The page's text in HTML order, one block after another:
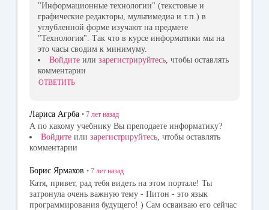
"Информационные технологии" (текстовые и
графические редакторы, мультимедиа и т.п.) в
углубленной форме изучают на предмете
"Технология". Так что в курсе информатики мы на
это часы сводим к минимуму.
Войдите или зарегистрируйтесь , чтобы оставлять
комментарии
ОТВЕТИТЬ
Лариса Агрба • 7 лет назад
А по какому учебнику Вы преподаете информатику?
Войдите или зарегистрируйтесь, чтобы оставлять
комментарии
Борис Ярмахов • 7 лет назад
Катя, привет, рад тебя видеть на этом портале! Ты
затронула очень важную тему - Питон - это язык
программирования будущего! ) Сам осваиваю его сейчас